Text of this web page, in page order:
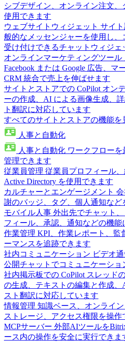
シブデザイン、オンライン注文
使用できます
ウェブサイトウィジェット サイ
般的なメッセンジャーを使用し
受け付けできるチャットウィジ
オンラインマーケティングツール
Facebook または Google 広告、マ
CRM 統合で売上を伸ばせます
サイトとストアでの CoPilot オン
ーの作成、AI による画像生成、
ト翻訳に対応しています
すべてのサイトとストアの機能を
人事と自動化
人事と自動化 ワークフロー
管理できます
従業員管理 従業員プロフィール
Active Directory を使用できます
カルチャーとエンゲージメント
謝のバッジ、タグ、個人通知など
モバイル人事 外出先でチャット
フィール、承認、通知などの機能
作業管理 KPI、作業レポート、監
ーマンスを追跡できます
社内コミュニケーション ビデオ
公開チャットでコミュニケーシ
社内掲示板での CoPilot スレッド
の生成、テキストの編集と作成
スト翻訳に対応しています
情報管理 知識ベース、オンライ
ストレージ、アクセス権限を操作
MCPサーバー 外部AIツールを
ース内の操作を安全に実行できま